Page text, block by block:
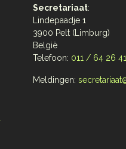
Secretariaat:
Lindepaadje 1
3900 Pelt (Limburg)
België
Telefoon: 011 / 64 26 41
Meldingen: